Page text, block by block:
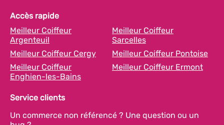
Accès rapide
Meilleur Coiffeur
Argenteuil
Meilleur Coiffeur
Sarcelles
Meilleur Coiffeur Cergy
Meilleur Coiffeur Pontoise
Meilleur Coiffeur
Enghien-les-Bains
Meilleur Coiffeur Ermont
Service clients
Un commerce non référencé ? Une question ou un